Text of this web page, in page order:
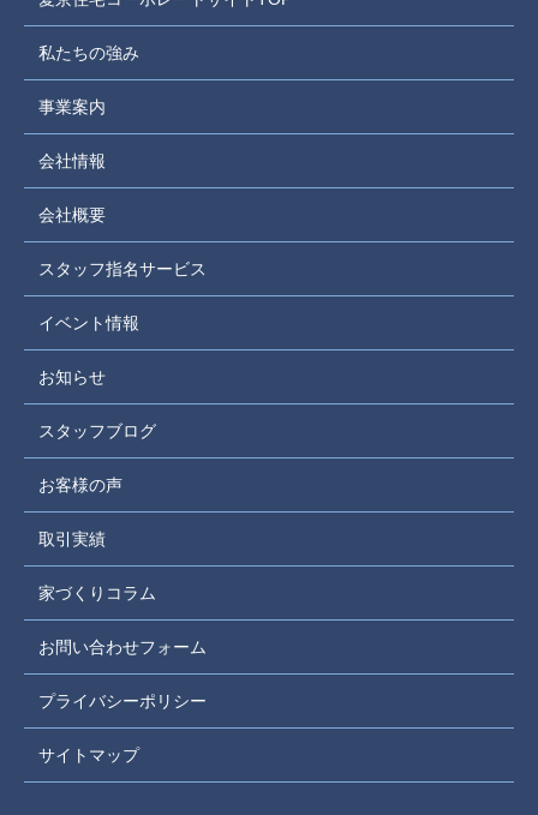
私たちの強み
事業案内
会社情報
会社概要
スタッフ指名サービス
イベント情報
お知らせ
スタッフブログ
お客様の声
取引実績
家づくりコラム
お問い合わせフォーム
プライバシーポリシー
サイトマップ